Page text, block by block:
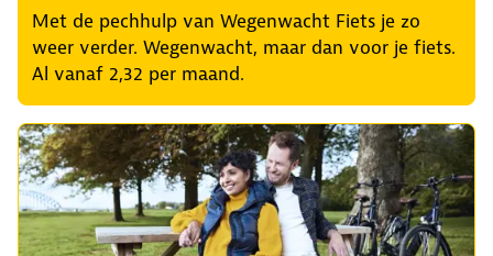
Met de pechhulp van Wegenwacht Fiets je zo
weer verder. Wegenwacht, maar dan voor je fiets.
Al vanaf 2,32 per maand.